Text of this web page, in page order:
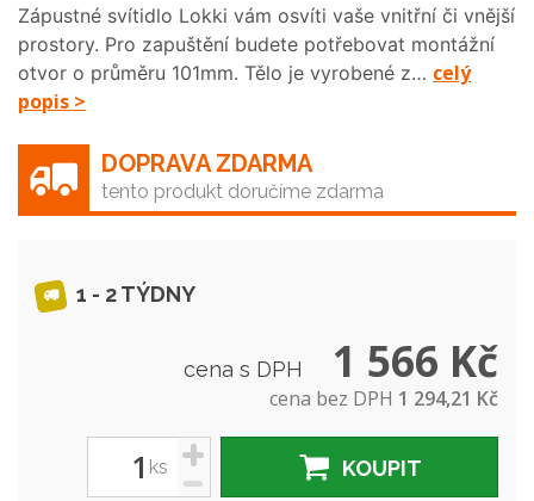
Zápustné svítidlo Lokki vám osvíti vaše vnitřní či vnější
prostory. Pro zapuštění budete potřebovat montážní
otvor o průměru 101mm. Tělo je vyrobené z… celý
popis >
DOPRAVA ZDARMA
tento produkt doručíme zdarma
1 - 2 TÝDNY
cena s DPH 1 566 Kč
cena bez DPH 1 294,21 Kč
ks
+
-
KOUPIT